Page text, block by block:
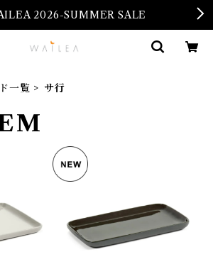
2026-SUMMER SALE
一覧 サ行